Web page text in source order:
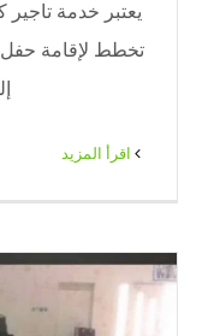
يعتبر خدمة
تخطط لإقامة حفل